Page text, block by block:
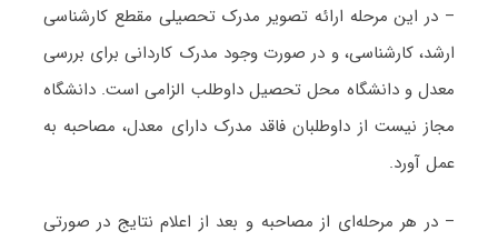
– در این مرحله ارائه تصویر مدرک تحصیلی مقطع کارشناسی
ارشد، کارشناسی، و در صورت وجود مدرک کاردانی برای بررسی
معدل و دانشگاه محل تحصیل داوطلب الزامی است. دانشگاه
مجاز نیست از داوطلبان فاقد مدرک دارای معدل، مصاحبه به
عمل آورد.
– در هر مرحله‌ای از مصاحبه و بعد از اعلام نتایج در صورتی